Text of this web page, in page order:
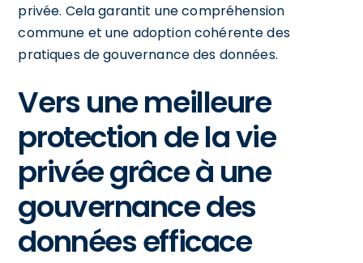
privée. Cela garantit une compréhension
commune et une adoption cohérente des
pratiques de gouvernance des données.
Vers une meilleure
protection de la vie
privée grâce à une
gouvernance des
données efficace